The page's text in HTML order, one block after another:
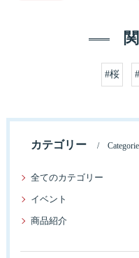
#桜
カテゴリー
全てのカテゴリー
イベント
商品紹介